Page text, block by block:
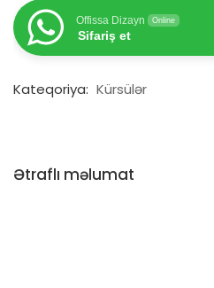
Offissa Dizayn Online
Sifariş et
Kateqoriya: Kürsülər
Ətraflı məlumat